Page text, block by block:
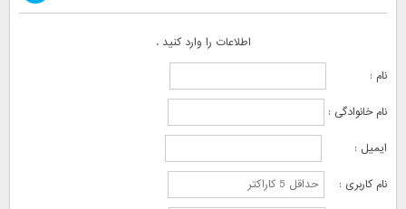
اطلاعات را وارد کنید .
نام :
نام خانوادگی :
ایمیل :
نام کاربری :